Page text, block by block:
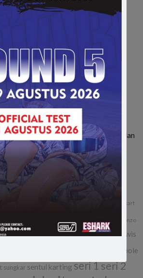
Junior, SAV Motor Sport Optimis
Besar, Kendala Engine Bikin Gio
di Lenka Junior Cup Prix 2026
Muhammad FA Wibowo Kibarkan
FA Wibowo Bangkit dari
Karting 2026 Round 4
di Viterbo, Bangkit dari Insiden dan
Klasemen
gokart
ixor jorge lorenzo
gokart klasemen sementara kualifikasi
lewis
pole
sungkar sentul karting seri 1seri 2